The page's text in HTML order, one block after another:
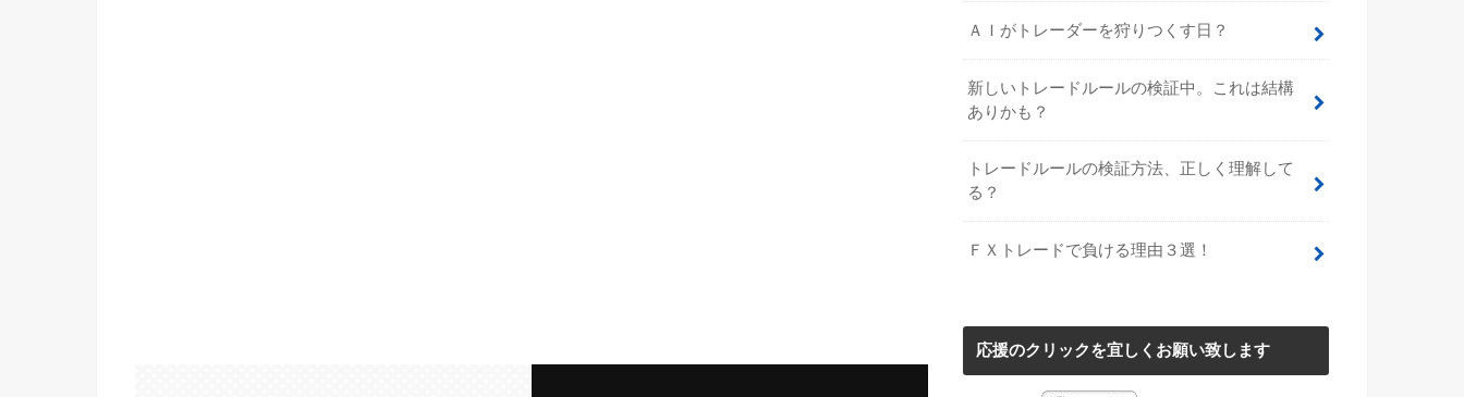
ＡＩがトレーダーを狩りつくす日？
新しいトレードルールの検証中。これは結構
ありかも？
トレードルールの検証方法、正しく理解して
る？
ＦＸトレードで負ける理由３選！
応援のクリックを宜しくお願い致します